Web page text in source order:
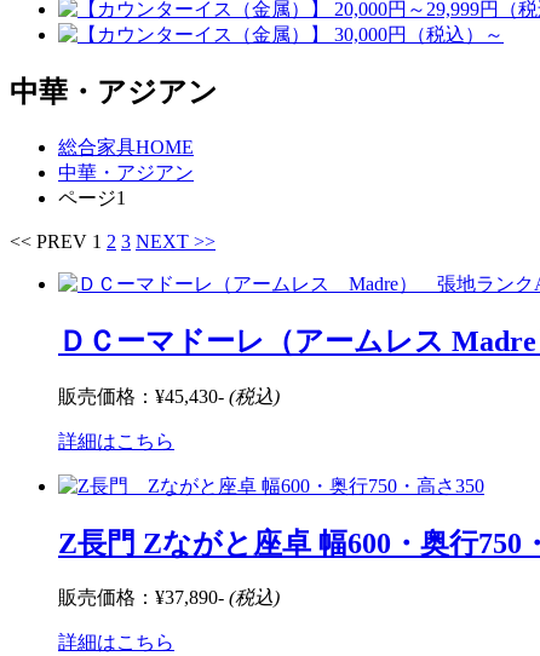
中華・アジアン
総合家具HOME
中華・アジアン
ページ1
<< PREV 1 2 3 NEXT >>
ＤＣーマドーレ（アームレス
販売価格： ¥45,430- (税込)
詳細はこちら
Z長門 Zながと座卓 幅600・奥行750
販売価格： ¥37,890- (税込)
詳細はこちら